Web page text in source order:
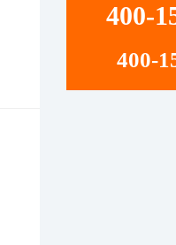
400-
400-